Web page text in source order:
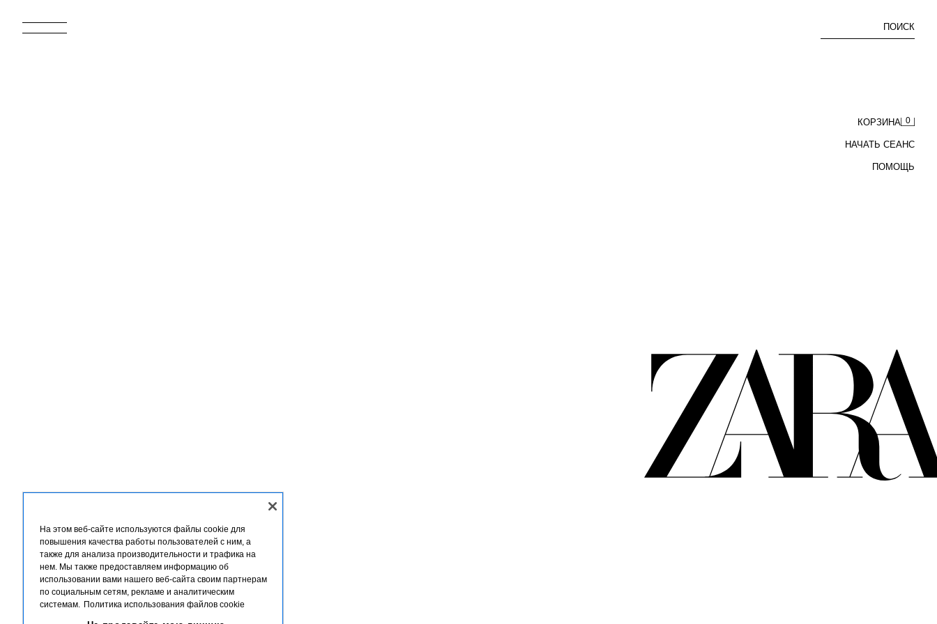
ПОИСК
КОРЗИНА 0
НАЧАТЬ СЕАНС
ПОМОЩЬ
На этом веб-сайте используются файлы cookie для
повышения качества работы пользователей с ним, а
также для анализа производительности и трафика на
нем. Мы также предоставляем информацию об
использовании вами нашего веб-сайта своим партнерам
по социальным сетям, рекламе и аналитическим
системам. Политика использования файлов cookie